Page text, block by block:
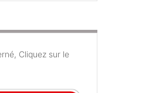
Cliquez sur le